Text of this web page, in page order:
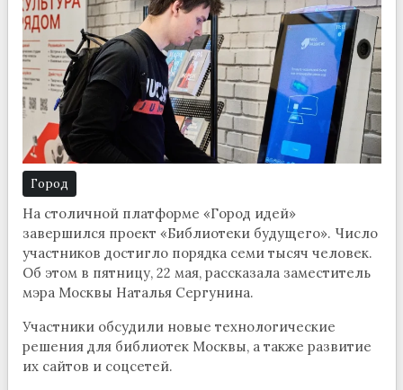
Город
На столичной платформе «Город идей»
завершился проект «Библиотеки будущего». Число
участников достигло порядка семи тысяч человек.
Об этом в пятницу, 22 мая, рассказала заместитель
мэра Москвы Наталья Сергунина.
Участники обсудили новые технологические
решения для библиотек Москвы, а также развитие
их сайтов и соцсетей.